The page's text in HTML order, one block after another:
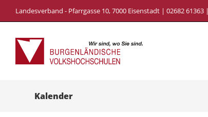
Landesverband - Pfarrgasse 10, 7000 Eisenstadt | 02682 61363 |
Kalender